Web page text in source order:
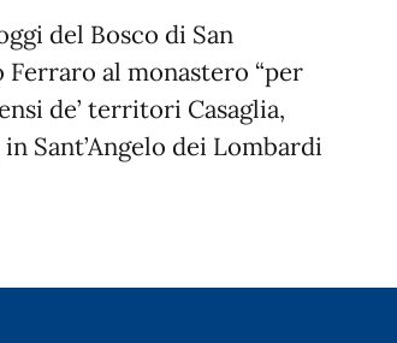
del Bosco di San
al monastero “per
de’ territori Casaglia,
Sant’Angelo dei Lombardi